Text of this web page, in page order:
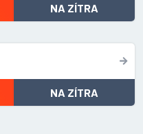
NA ZÍTRA
NA ZÍTRA